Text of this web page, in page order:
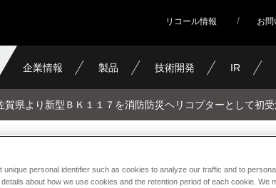
リコール情報 お
企業情報 製品 技術開発 IR
賀県より新型ＢＫ１１７を消防防災ヘリコプターとして初受
Ｋ１１７を消防防災ヘ
unique personal identifier such as cookies to analyze our traffic and to
about how we use cookies and the retention period of each cookie. We